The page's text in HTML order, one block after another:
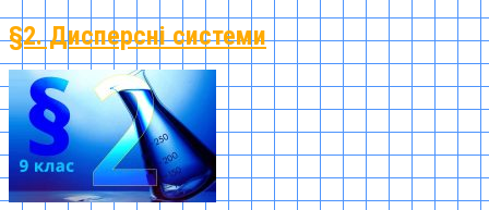
§2. Дисперсні системи